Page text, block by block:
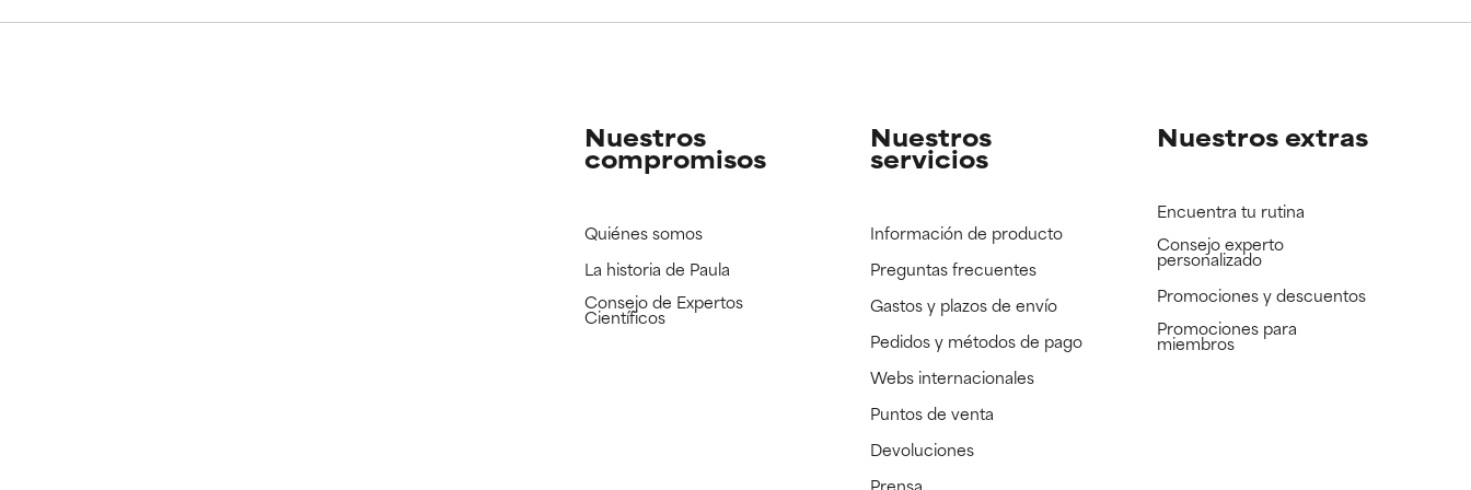
Nuestros
compromisos
Quiénes somos
La historia de Paula
Consejo de Expertos
Científicos
Nuestros
servicios
Información de producto
Preguntas frecuentes
Gastos y plazos de envío
Pedidos y métodos de pago
Webs internacionales
Puntos de venta
Devoluciones
Nuestros extras
Encuentra tu rutina
Consejo experto
personalizado
Promociones y descuentos​
Promociones para
miembros